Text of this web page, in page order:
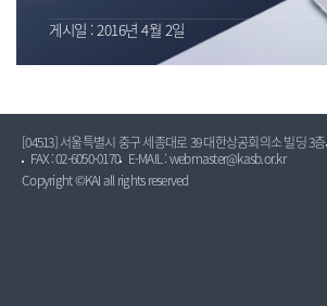
게시일 : 2016년 4월 2일
[04513] 서울특별시 중구 세종대로 39 대한상공회의소 빌딩 3층
FAX : 02-6050-0170
E-MAIL : webmaster@kasb.or.kr
Copyright ©KAI all rights reserved